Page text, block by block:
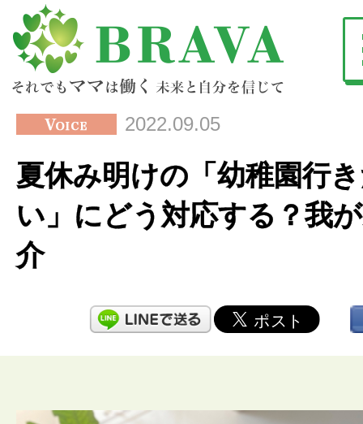
2022.09.05
夏休み明けの「幼稚園行
い」にどう対応する？我
介